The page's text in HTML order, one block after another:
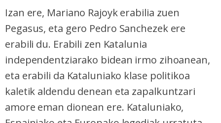
Izan ere, Mariano Rajoyk erabilia zuen
Pegasus, eta gero Pedro Sanchezek ere
erabili du. Erabili zen Katalunia
independentziarako bidean irmo zihoanean,
eta erabili da Kataluniako klase politikoa
kaletik aldendu denean eta zapalkuntzari
amore eman dionean ere. Kataluniako,